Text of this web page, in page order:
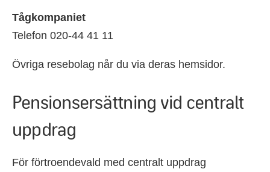
Tågkompaniet
Telefon 020-44 41 11
Övriga resebolag når du via deras hemsidor.
Pensionsersättning vid centralt
uppdrag
För förtroendevald med centralt uppdrag